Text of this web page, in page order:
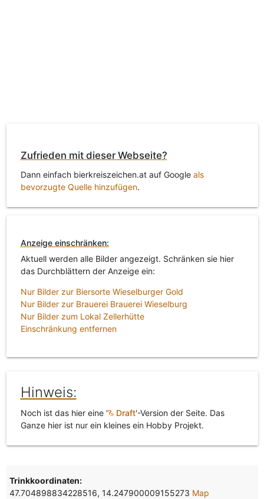
Zufrieden mit dieser Webseite?
Dann einfach bierkreiszeichen.at auf Google als
bevorzugte Quelle hinzufügen.
Anzeige einschränken:
Aktuell werden alle Bilder angezeigt. Schränken sie hier
das Durchblättern der Anzeige ein:
Nur Bilder zur Biersorte Wieselburger Gold
Nur Bilder zur Brauerei Brauerei Wieselburg
Nur Bilder zum Lokal Zellerhütte
Einschränkung entfernen
Hinweis:
Noch ist das hier eine ' Draft'-Version der Seite. Das
Ganze hier ist nur ein kleines ein Hobby Projekt.
Trinkkoordinaten:
47.704898834228516, 14.247900009155273 Map